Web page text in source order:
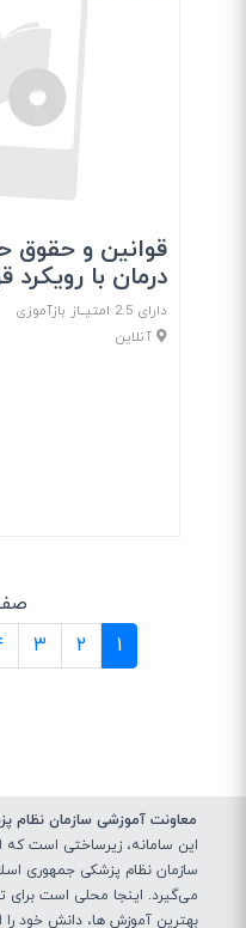
قوانین و حقوق
درمان با
دارای 2.5 امتیــاز بازآموزی
آنلاین
صفحه
۱
(current) ۲ ۳
معاونت آموزشی سازمان نظام
این سامانه، زیرساختی‌ است
سازمان نظام پزشکی جمهوری
می‌گیرد. اینجا محلی است برای
بهترین آموزش ها، دانش خود را